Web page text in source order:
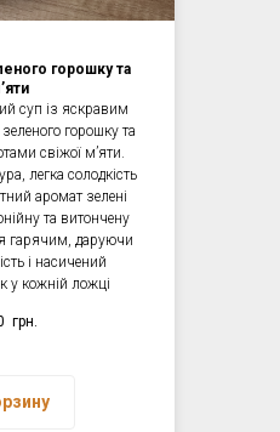
горошку та
суп із яскравим
горошку та
свіжої мʼяти.
легка солодкість
аромат зелені
та витончену
гарячим, даруючи
і насичений
у кожній ложці
грн.